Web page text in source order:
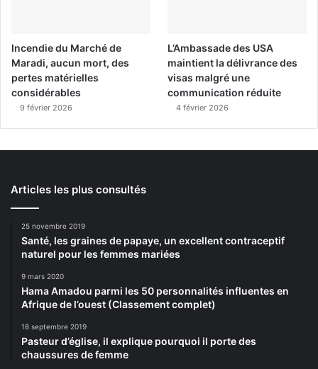
Incendie du Marché de
Maradi, aucun mort, des
pertes matérielles
considérables
9 février 2026
L’Ambassade des USA
maintient la délivrance des
visas malgré une
communication réduite
4 février 2026
Articles les plus consultés
25 novembre 2019
Santé, les graines de papaye, un excellent contraceptif
naturel pour les femmes mariées
9 mars 2020
Hama Amadou parmi les 50 personnalités influentes en
Afrique de l’ouest (Classement complet)
18 septembre 2019
Pasteur d’église, il explique pourquoi il porte des
chaussures de femme